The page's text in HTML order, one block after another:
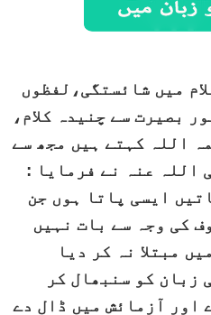
میں شائستگی،لفظوں
بصیرت سے چنیدہ کلام،
اللہ کہتے ہیں مجھ سے
اللہ عنہ نے فرمایا :
ایسی پاتا ہوں جن
کی وجہ سے بات نہیں
مبتلا نہ کر دیا
زبان کو سنبھال کر
اور آزمائش میں ڈال دے